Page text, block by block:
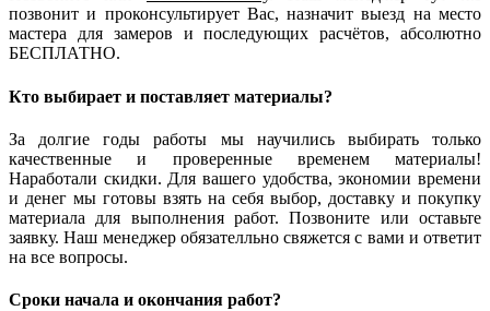
позвонит и проконсультирует Вас, назначит выезд на место
мастера для замеров и последующих расчётов, абсолютно
БЕСПЛАТНО.
Кто выбирает и поставляет материалы?
За долгие годы работы мы научились выбирать только
качественные и проверенные временемматериалы!
Наработали скидки. Для вашего удобства, экономии времени
и денег мы готовы взять на себя выбор, доставку и покупку
материала для выполнения работ. Позвоните или оставьте
заявку. Наш менеджер обязателльно свяжется с вами и ответит
на все вопросы.
Сроки начала и окончания работ?